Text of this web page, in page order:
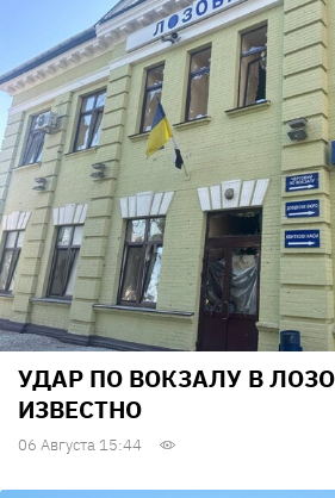
УДАР ПО ВОКЗАЛУ В
ИЗВЕСТНО
06 Августа 15:44